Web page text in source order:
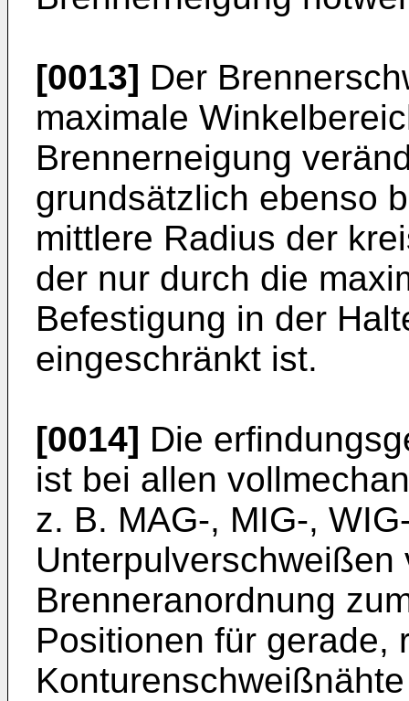
[0013] Der
maximale
Brennerneigung
grundsätzlich ebenso
mittlere Radius der
der nur durch die
Befestigung in der
eingeschränkt ist.
[0014] Die
ist bei allen
z. B. MAG-, MIG-,
Brenneranordnung
Positionen für gerade,